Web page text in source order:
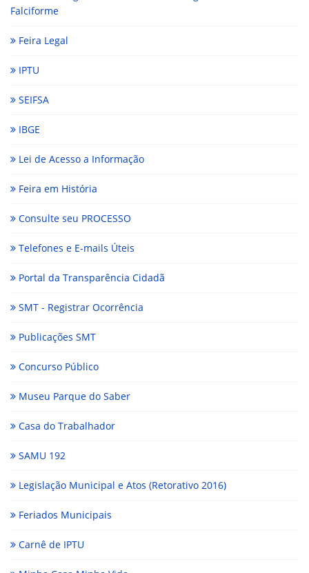
Falciforme
Feira Legal
IPTU
SEIFSA
IBGE
Lei de Acesso a Informação
Feira em História
Consulte seu PROCESSO
Telefones e E-mails Úteis
Portal da Transparência Cidadã
SMT - Registrar Ocorrência
Publicações SMT
Concurso Público
Museu Parque do Saber
Casa do Trabalhador
SAMU 192
Legislação Municipal e Atos (Retorativo 2016)
Feriados Municipais
Carnê de IPTU